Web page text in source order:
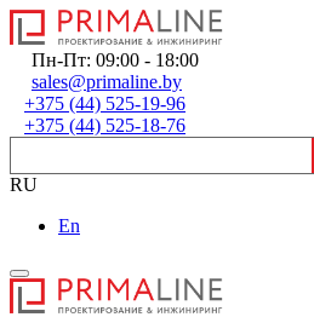
Пн-Пт: 09:00 - 18:00
sales@primaline.by
+375 (44) 525-19-96
+375 (44) 525-18-76
RU
En